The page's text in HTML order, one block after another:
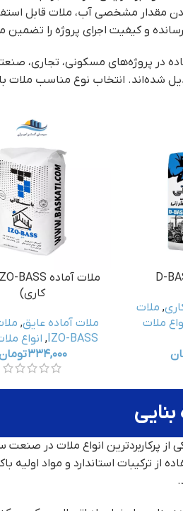
مقدار مشخصی آب، ملات قابل
و کیفیت اجرای پروژه را تضمین
در پروژه‌های مسکونی، تجاری،
شده‌اند. انتخاب نوع مناسب ملات
, ملات
ملات
کاری)
ملات آماده عایق,
IZO-BASS
, انواع
۳۳۴,۰۰۰
از پرکاربردترین انواع ملات در
از ترکیبات استاندارد و مواد